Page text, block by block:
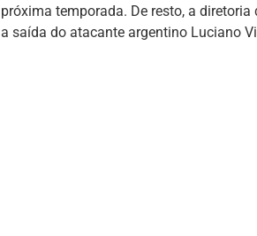
próxima temporada. De resto, a
a saída do atacante argentino Luciano